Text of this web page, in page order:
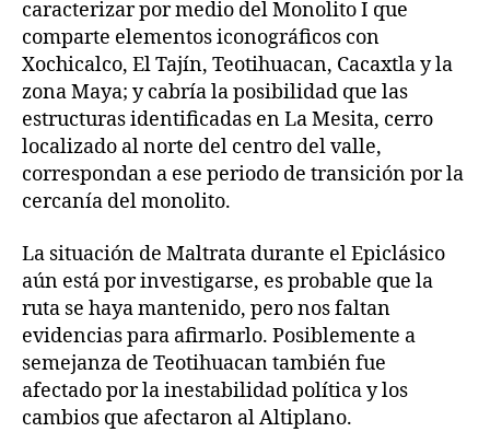
caracterizar por medio del Monolito I que
comparte elementos iconográficos con
Xochicalco, El Tajín, Teotihuacan, Cacaxtla y la
zona Maya; y cabría la posibilidad que las
estructuras identificadas en La Mesita, cerro
localizado al norte del centro del valle,
correspondan a ese periodo de transición por la
cercanía del monolito.
La situación de Maltrata durante el Epiclásico
aún está por investigarse, es probable que la
ruta se haya mantenido, pero nos faltan
evidencias para afirmarlo. Posiblemente a
semejanza de Teotihuacan también fue
afectado por la inestabilidad política y los
cambios que afectaron al Altiplano.